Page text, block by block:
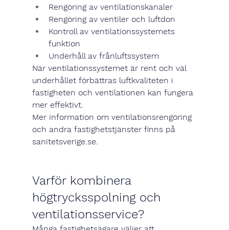
Rengöring av ventilationskanaler
Rengöring av ventiler och luftdon
Kontroll av ventilationssystemets
funktion
Underhåll av frånluftssystem
När ventilationssystemet är rent och väl
underhållet förbättras luftkvaliteten i
fastigheten och ventilationen kan fungera
mer effektivt.
Mer information om ventilationsrengöring
och andra fastighetstjänster finns på
sanitetsverige.se.
Varför kombinera
högtrycksspolning och
ventilationsservice?